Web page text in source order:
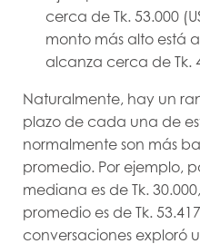
cerca de Tk. 53.000
monto más alto está
alcanza cerca de Tk.
Naturalmente, hay un
plazo de cada una de
normalmente son más
promedio. Por ejemplo,
mediana es de Tk.
promedio es de Tk.
conversaciones exploró